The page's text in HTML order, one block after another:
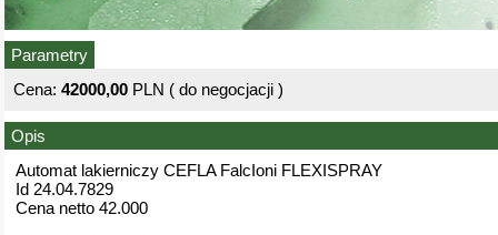
Parametry
Cena: 42000,00 PLN ( do negocjacji )
Opis
Automat lakierniczy CEFLA FalcIoni FLEXISPRAY
Id 24.04.7829
Cena netto 42.000